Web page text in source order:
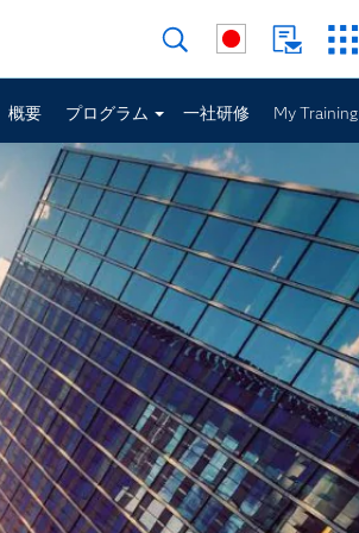
概要 プログラム 一社研修 My Training